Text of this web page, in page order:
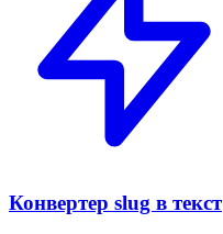
Конвертер slug в текст